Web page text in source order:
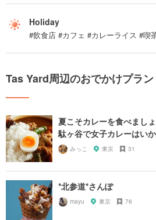
Holiday
#飲食店 #カフェ #カレーライス #喫
Tas Yard周辺のおでかけプラン
夏こそカレーを食べまし
駄ヶ谷で女子カレーはい
みっこ 東京 31
*北参道*さんぽ
mayu 東京 76